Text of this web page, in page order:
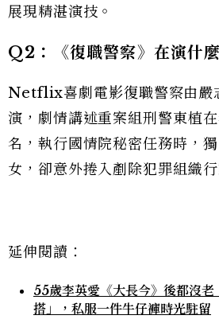
展現精湛演技。
Q2：《復職警察》在演什
Netflix喜劇電影復職警察由嚴
演，劇情講述重案組刑警東植
名，執行國情院秘密任務時，
女，卻意外捲入剷除犯罪組織
延伸閱讀：
55歲李英愛《大長今》後都沒
搭」，私服一件牛仔褲時光駐留